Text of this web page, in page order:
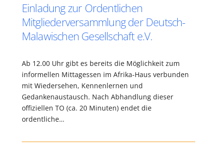
Einladung zur Ordentlichen
Mitgliederversammlung der Deutsch-
Malawischen Gesellschaft e.V.
Ab 12.00 Uhr gibt es bereits die Möglichkeit zum
informellen Mittagessen im Afrika-Haus verbunden
mit Wiedersehen, Kennenlernen und
Gedankenaustausch. Nach Abhandlung dieser
offiziellen TO (ca. 20 Minuten) endet die
ordentliche…